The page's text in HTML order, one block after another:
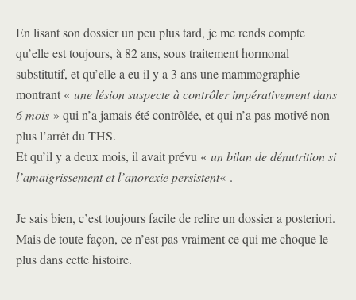
En lisant son dossier un peu plus tard, je me rends compte
qu’elle est toujours, à 82 ans, sous traitement hormonal
substitutif, et qu’elle a eu il y a 3 ans une mammographie
montrant « une lésion suspecte à contrôler impérativement dans
6 mois » qui n’a jamais été contrôlée, et qui n’a pas motivé non
plus l’arrêt du THS.
Et qu’il y a deux mois, il avait prévu « un bilan de dénutrition si
l’amaigrissement et l’anorexie persistent« .
Je sais bien, c’est toujours facile de relire un dossier a posteriori.
Mais de toute façon, ce n’est pas vraiment ce qui me choque le
plus dans cette histoire.